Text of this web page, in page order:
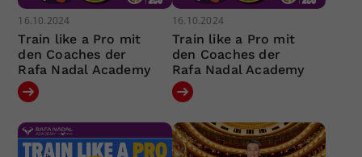
16.10.2024
Train like a Pro mit
den Coaches der
Rafa Nadal Academy
16.10.2024
Train like a Pro mit
den Coaches der
Rafa Nadal Academy